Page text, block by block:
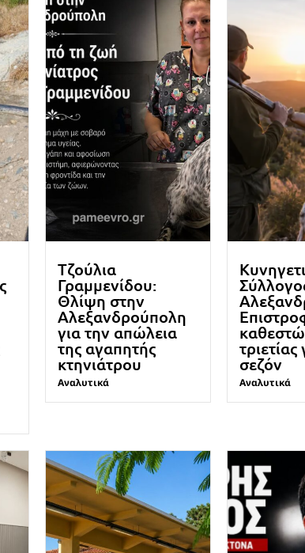
Τζούλια
Γραμμενίδου:
Θλίψη στην
Αλεξανδρούπολη
για την απώλεια
της αγαπητής
κτηνιάτρου
Αναλυτικά
σεζόν
Αναλυτικά